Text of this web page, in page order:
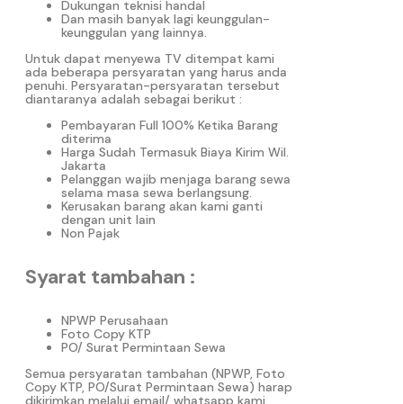
Dukungan teknisi handal
Dan masih banyak lagi keunggulan-
keunggulan yang lainnya.
Untuk dapat menyewa TV ditempat kami
ada beberapa persyaratan yang harus anda
penuhi. Persyaratan-persyaratan tersebut
diantaranya adalah sebagai berikut :
Pembayaran Full 100% Ketika Barang
diterima
Harga Sudah Termasuk Biaya Kirim Wil.
Jakarta
Pelanggan wajib menjaga barang sewa
selama masa sewa berlangsung.
Kerusakan barang akan kami ganti
dengan unit lain
Non Pajak
Syarat tambahan :
NPWP Perusahaan
Foto Copy KTP
PO/ Surat Permintaan Sewa
Semua persyaratan tambahan (NPWP, Foto
Copy KTP, PO/Surat Permintaan Sewa) harap
dikirimkan melalui email/ whatsapp kami.